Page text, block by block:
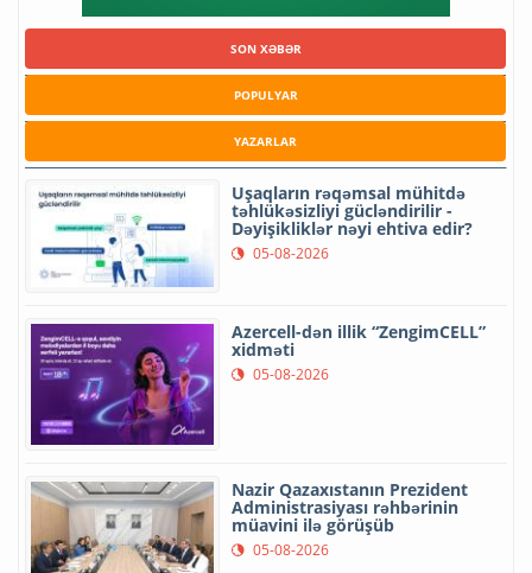
SON XƏBƏR
POPULYAR
YAZARLAR
Uşaqların rəqəmsal mühitdə
təhlükəsizliyi gücləndirilir -
Dəyişikliklər nəyi ehtiva edir?
05-08-2026
Azercell-dən illik “ZengimCELL”
xidməti
05-08-2026
Nazir Qazaxıstanın Prezident
Administrasiyası rəhbərinin
müavini ilə görüşüb
05-08-2026